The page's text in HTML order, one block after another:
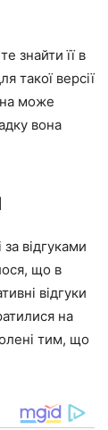
знайти її в
такої версії
може
вона
відгуками
що в
відгуки
на
тим, що